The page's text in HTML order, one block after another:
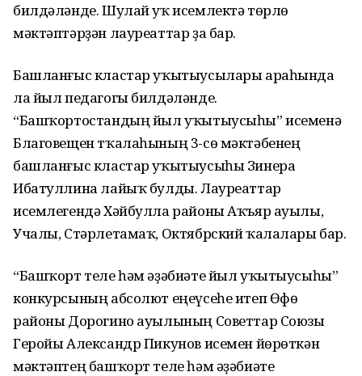
билдәләнде. Шулай уҡ исемлектә төрлө
мәктәптәрҙән лауреаттар ҙа бар.
Башланғыс кластар уҡытыусылары араһында
ла йыл педагогы билдәләнде.
“Башҡортостандың йыл уҡытыусыһы” исеменә
Благовещен тҡалаһының 3-сө мәктәбенең
башланғыс кластар уҡытыусыһы Зинера
Ибатуллина лайыҡ булды. Лауреаттар
исемлегендә Хәйбулла районы Аҡъяр ауылы,
Учалы, Стәрлетамаҡ, Октябрский ҡалалары бар.
“Башҡорт теле һәм әҙәбиәте йыл уҡытыусыһы”
конкурсының абсолют еңеүсеһе итеп Өфө
районы Дорогино ауылының Советтар Союзы
Геройы Александр Пикунов исемен йөрөткән
мәктәптең башҡорт теле һәм әҙәбиәте